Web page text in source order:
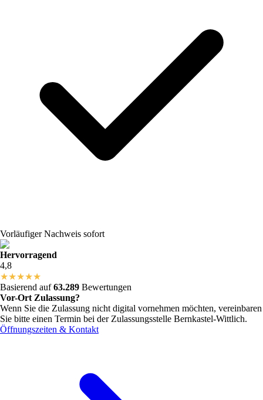
Vorläufiger Nachweis sofort
Hervorragend
4,8
★★★★★
Basierend auf63.289 Bewertungen
Vor-Ort Zulassung?
Wenn Sie die Zulassung nicht digital vornehmen möchten, vereinbaren
Sie bitte einen Termin bei der Zulassungsstelle Bernkastel-Wittlich.
Öffnungszeiten & Kontakt